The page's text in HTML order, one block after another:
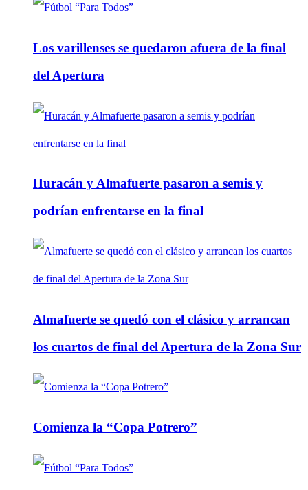
Los varillenses se quedaron afuera de la final
del Apertura
Huracán y Almafuerte pasaron a semis y
podrían enfrentarse en la final
Almafuerte se quedó con el clásico y arrancan
los cuartos de final del Apertura de la Zona Sur
Comienza la “Copa Potrero”